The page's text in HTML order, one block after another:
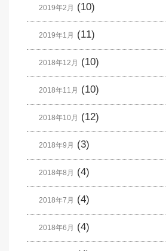
2019年2月 (10)
2019年1月 (11)
2018年12月 (10)
2018年11月 (10)
2018年10月 (12)
2018年9月 (3)
2018年8月 (4)
2018年7月 (4)
2018年6月 (4)